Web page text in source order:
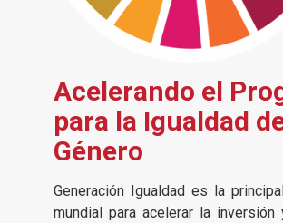
Acelerando el
para la Igualdad
Género
Generación Igualdad es la
mundial para acelerar la inversión